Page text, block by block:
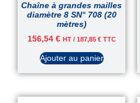
Chaîne à grandes mailles
diamètre 8 SN° 708 (20
mètres)
156,54 € HT / 187,85 €TTC
Ajouter au panier